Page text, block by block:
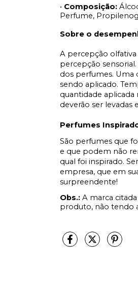
• Composição:
Perfume,
Sobre o
A percepção olfativa
percepção
dos perfumes. Uma
sendo aplicado.
quantidade aplicada
deverão ser
Perfumes
São perfumes que
e que podem não
qual foi inspirado.
empresa, que em
surpreendente!
Obs.: A marca
produto, não tendo